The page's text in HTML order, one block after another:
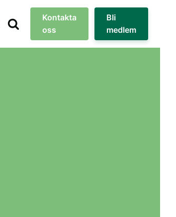
Kontakta
oss
Bli
medlem